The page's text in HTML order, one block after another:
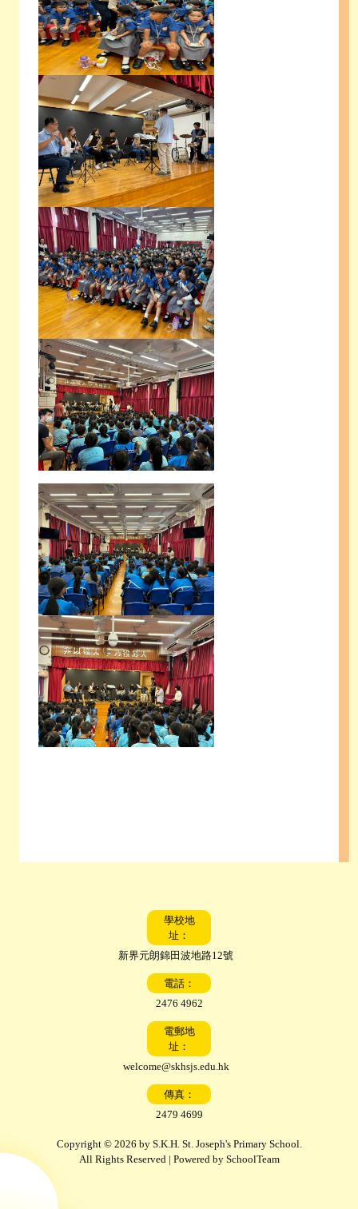
學校地
址：
新界元朗錦田波地路12號
電話：
2476 4962
電郵地
址：
welcome@skhsjs.edu.hk
傳真：
2479 4699
Copyright © 2026 by S.K.H. St. Joseph's Primary School.
All Rights Reserved | Powered by SchoolTeam